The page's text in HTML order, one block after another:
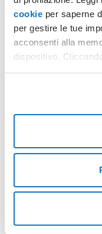
cookie per saperne
per gestire le tue
acconsenti alla
dispositivo.
memorizzazione dei
2024 ha portato con
di emissione,
clienti e fornitori